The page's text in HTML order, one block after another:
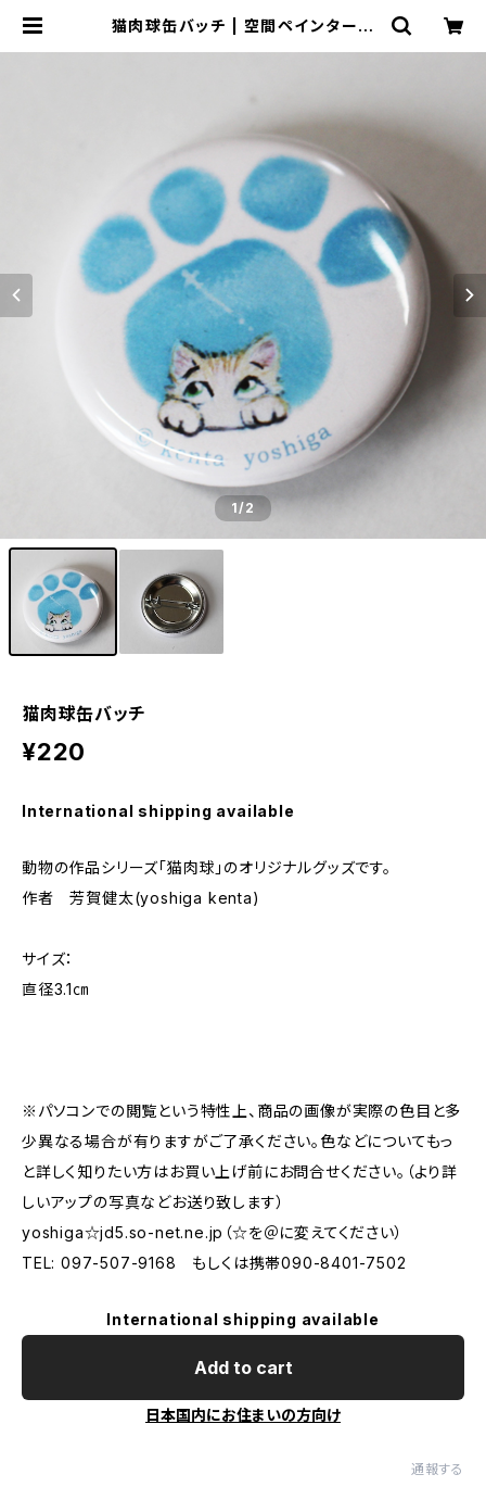
猫肉球缶バッチ | 空間ペインター芳
1/2
猫肉球缶バッチ
¥220
International shipping available
動物の作品シリーズ「猫肉球」のオリジナルグッズです。
作者 芳賀健太(yoshiga kenta)
サイズ：
直径3.1㎝
※パソコンでの閲覧という特性上、商品の画像が実際の色目と多
少異なる場合が有りますがご了承ください。色などについてもっ
と詳しく知りたい方はお買い上げ前にお問合せください。（より詳
しいアップの写真などお送り致します）
yoshiga☆jd5.so-net.ne.jp（☆を＠に変えてください）
TEL: 097-507-9168 もしくは携帯090-8401-7502
International shipping available
Add to cart
日本国内にお住まいの方向け
通報する